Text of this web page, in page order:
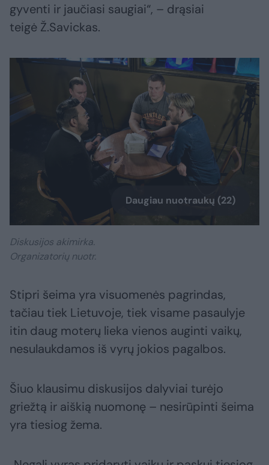
gyventi ir jaučiasi saugiai“, – drąsiai
teigė Ž.Savickas.
Daugiau nuotraukų (22)
Diskusijos akimirka.
Organizatorių nuotr.
Stipri šeima yra visuomenės pagrindas,
tačiau tiek Lietuvoje, tiek visame pasaulyje
itin daug moterų lieka vienos auginti vaikų,
nesulaukdamos iš vyrų jokios pagalbos.
Šiuo klausimu diskusijos dalyviai turėjo
griežtą ir aiškią nuomonę – nesirūpinti šeima
yra tiesiog žema.